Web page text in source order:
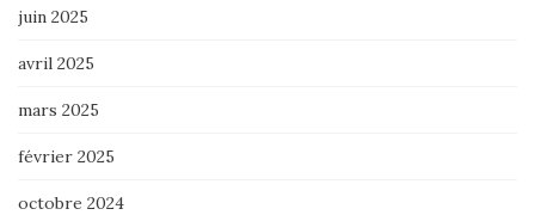
juin 2025
avril 2025
mars 2025
février 2025
octobre 2024